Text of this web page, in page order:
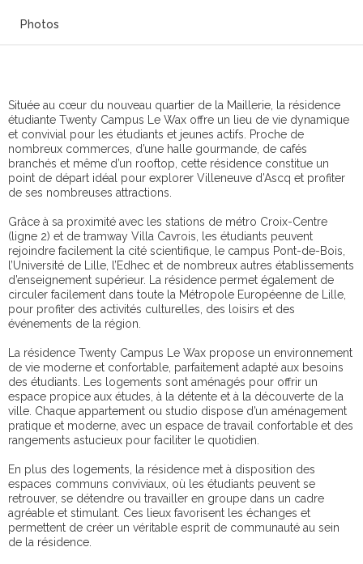
Photos
Située au cœur du nouveau quartier de la Maillerie, la résidence
étudiante Twenty Campus Le Wax offre un lieu de vie dynamique
et convivial pour les étudiants et jeunes actifs. Proche de
nombreux commerces, d’une halle gourmande, de cafés
branchés et même d’un rooftop, cette résidence constitue un
point de départ idéal pour explorer Villeneuve d’Ascq et profiter
de ses nombreuses attractions.
Grâce à sa proximité avec les stations de métro Croix-Centre
(ligne 2) et de tramway Villa Cavrois, les étudiants peuvent
rejoindre facilement la cité scientifique, le campus Pont-de-Bois,
l’Université de Lille, l’Edhec et de nombreux autres établissements
d’enseignement supérieur. La résidence permet également de
circuler facilement dans toute la Métropole Européenne de Lille,
pour profiter des activités culturelles, des loisirs et des
événements de la région.
La résidence Twenty Campus Le Wax propose un environnement
de vie moderne et confortable, parfaitement adapté aux besoins
des étudiants. Les logements sont aménagés pour offrir un
espace propice aux études, à la détente et à la découverte de la
ville. Chaque appartement ou studio dispose d’un aménagement
pratique et moderne, avec un espace de travail confortable et des
rangements astucieux pour faciliter le quotidien.
En plus des logements, la résidence met à disposition des
espaces communs conviviaux, où les étudiants peuvent se
retrouver, se détendre ou travailler en groupe dans un cadre
agréable et stimulant. Ces lieux favorisent les échanges et
permettent de créer un véritable esprit de communauté au sein
de la résidence.